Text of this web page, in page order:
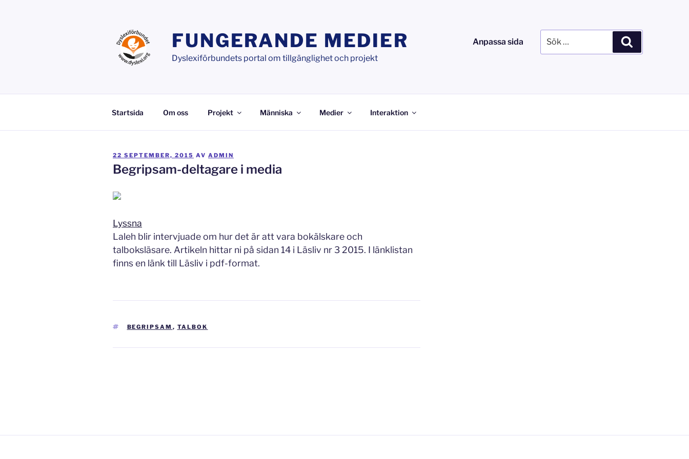
FUNGERANDE MEDIER
Dyslexiförbundets portal om tillgänglighet och projekt
Anpassa sida
efter:
Startsida Om oss Projekt Människa Medier Interaktion
PUBLICERAT
22 SEPTEMBER, 2015 AV ADMIN
Begripsam-deltagare i media
Lyssna
Laleh blir intervjuade om hur det är att vara bokälskare och
talboksläsare. Artikeln hittar ni på sidan 14 i Läsliv nr 3 2015. I länklistan
finns en länk till Läsliv i pdf-format.
TAGGAR
BEGRIPSAM , TALBOK